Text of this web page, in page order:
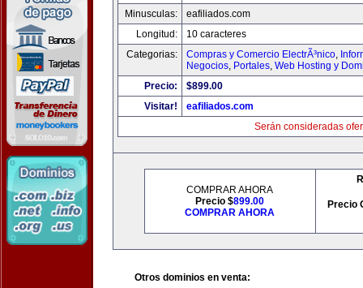
Minusculas:
eafiliados.com
Longitud:
10 caracteres
Categorias:
Compras y Comercio ElectrÃ³nico,
Negocios, Portales, Web Hosting y
Precio:
$899.00
Visitar!
eafiliados.com
Serán consideradas
COMPRAR AHORA
Precio $899.00
COMPRAR AHORA
Precio
Otros dominios en venta: